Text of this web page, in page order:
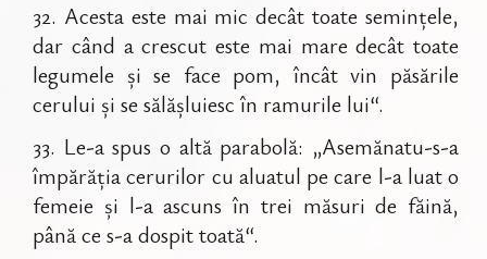
32. Acesta este mai mic decât toate semințele,
dar când a crescut este mai mare decât toate
legumele și se face pom, încât vin păsările
cerului și se sălășluiesc în ramurile lui“.
33. Le-a spus o altă parabolă: „Asemănatu-s-a
împărăția cerurilor cu aluatul pe care l-a luat o
femeie și l-a ascuns în trei măsuri de făină,
până ce s-a dospit toată“.